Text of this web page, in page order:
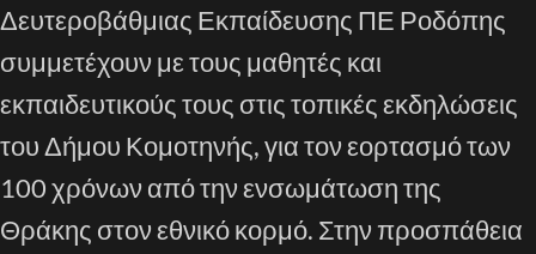
Δευτεροβάθμιας Εκπαίδευσης ΠΕ Ροδόπης
συμμετέχουν με τους μαθητές και
εκπαιδευτικούς τους στις τοπικές εκδηλώσεις
του Δήμου Κομοτηνής, για τον εορτασμό των
100 χρόνων από την ενσωμάτωση της
Θράκης στον εθνικό κορμό. Στην προσπάθεια